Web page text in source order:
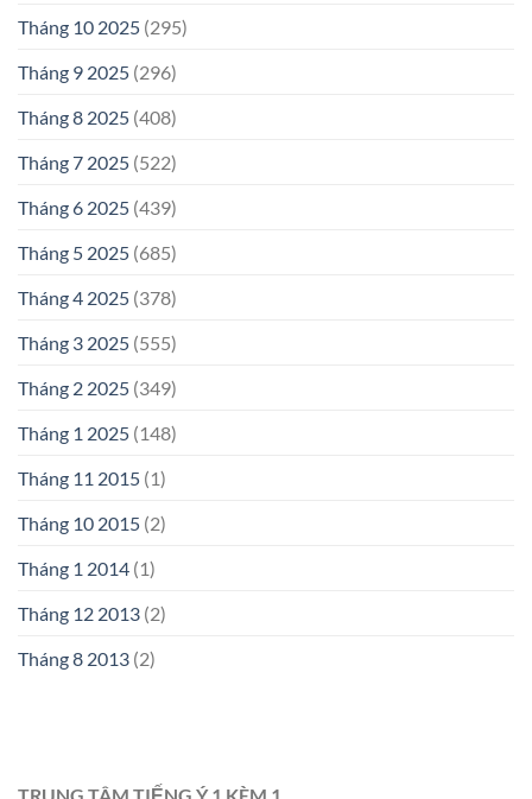
Tháng 10 2025 (295)
Tháng 9 2025 (296)
Tháng 8 2025 (408)
Tháng 7 2025 (522)
Tháng 6 2025 (439)
Tháng 5 2025 (685)
Tháng 4 2025 (378)
Tháng 3 2025 (555)
Tháng 2 2025 (349)
Tháng 1 2025 (148)
Tháng 11 2015 (1)
Tháng 10 2015 (2)
Tháng 1 2014 (1)
Tháng 12 2013 (2)
Tháng 8 2013 (2)